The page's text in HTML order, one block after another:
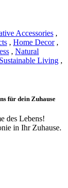
Accessories ,
, Home Decor,
, Natural
Sustainable Living ,
für dein Zuhause
des Lebens!
in Ihr Zuhause.